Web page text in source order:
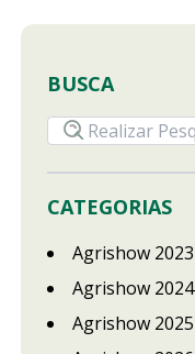
BUSCA
CATEGORIAS
Agrishow 2023
Agrishow 2024
Agrishow 2025